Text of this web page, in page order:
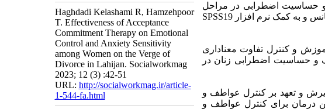
و حساسیت اضطرابی در مراحل
پیش‌آزمون و پس‌آزمون از هر دو گروه تکمیل گردید. داده‌ها با روش تحلیل کوواریانس و به کمک نرم افزار SPSS19
و کنترل تفاوت معناداری
و حساسیت اضطرابی زنان در
و تعهد بر کنترل عواطف و
درمان برای کنترل عواطف و
Haghdadi Kelashami R, Hamzehpoor
T. Effectiveness of Acceptance
Commitment Therapy on Emotional
Control and Anxiety Sensitivity
among Women on the Verge of
Divorce in Lahijan. Socialworkmag
2023; 12 (3) :42-51
URL: http://socialworkmag.ir/article-
1-544-fa.html